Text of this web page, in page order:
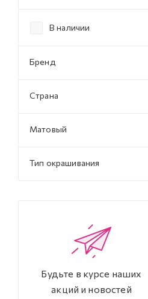
В наличии
Бренд
Страна
Матовый
Тип окрашивания
Будьте в курсе наших
акций и новостей